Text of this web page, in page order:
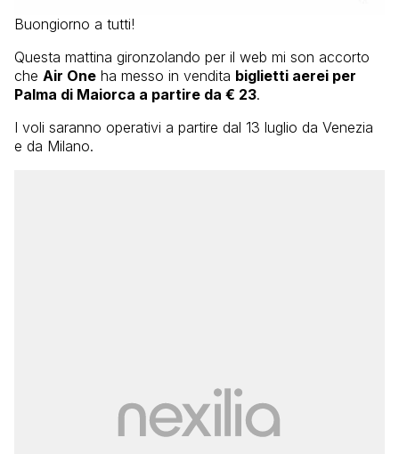
Buongiorno a tutti!
Questa mattina gironzolando per il web mi son accorto
che Air One ha messo in vendita biglietti aerei per
Palma di Maiorca a partire da € 23.
I voli saranno operativi a partire dal 13 luglio da Venezia
e da Milano.